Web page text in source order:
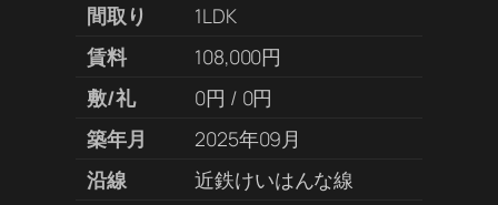
間取り
1LDK
賃料
108,000円
敷/礼
0円 / 0円
築年月
2025年09月
沿線
近鉄けいはんな線